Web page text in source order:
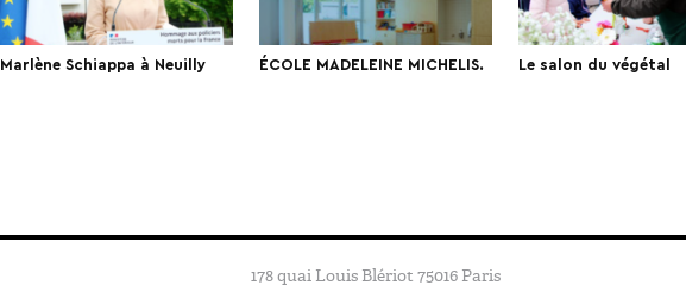
Marlène Schiappa à Neuilly ÉCOLE MADELEINE MICHELIS. Le salon du végétal
178 quai Louis Blériot 75016 Paris